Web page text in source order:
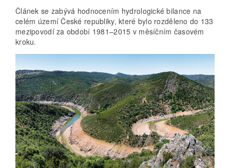
Článek se zabývá hodnocením hydrologické bilance na
celém území České republiky, které bylo rozděleno do 133
mezipovodí za období 1981–2015 v měsíčním časovém
kroku.